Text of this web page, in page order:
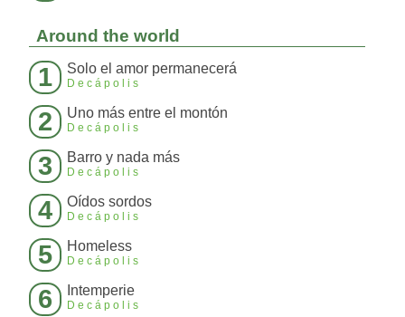
Around the world
1 Solo el amor permanecerá
Decápolis
2 Uno más entre el montón
Decápolis
3 Barro y nada más
Decápolis
4 Oídos sordos
Decápolis
5 Homeless
Decápolis
6 Intemperie
Decápolis